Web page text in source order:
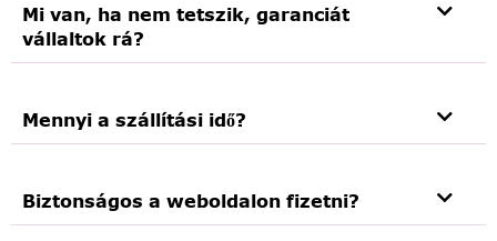
Mi van, ha nem tetszik, garanciát
vállaltok rá?
Mennyi a szállítási idő?
Biztonságos a weboldalon fizetni?